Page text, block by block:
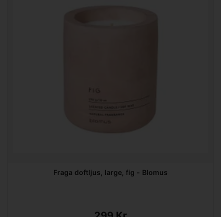
Fraga doftljus, large, fig - Blomus